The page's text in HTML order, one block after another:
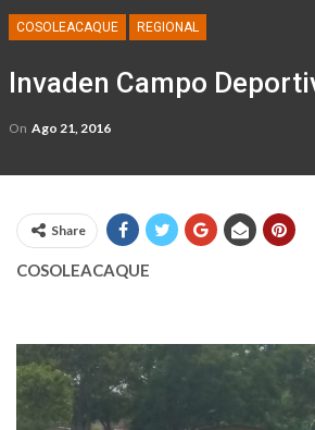
COSOLEACAQUE REGIONAL
Invaden Campo
On Ago 21, 2016
Share
COSOLEACAQUE